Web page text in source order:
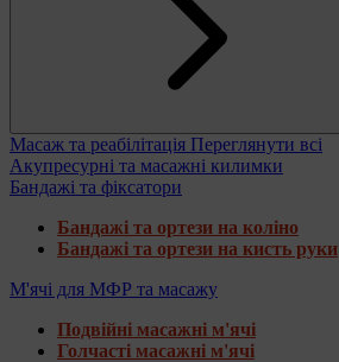
Масаж та реабілітація Переглянути всі
Акупресурні та масажні килимки
Бандажі та фіксатори
Бандажі та ортези на коліно
Бандажі та ортези на кисть руки
М'ячі для МФР та масажу
Подвійні масажні м'ячі
Голчасті масажні м'ячі